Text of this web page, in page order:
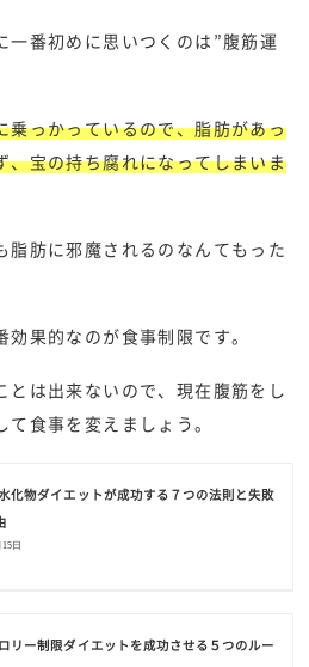
一番初めに思いつくのは”腹筋運
乗っかっているので、脂肪があっ
、宝の持ち腐れになってしまいま
脂肪に邪魔されるのなんてもった
果的なのが食事制限です。
とは出来ないので、現在腹筋をし
食事を変えましょう。
化物ダイエットが成功する７つの法則と失敗
日
リー制限ダイエットを成功させる５つのルー